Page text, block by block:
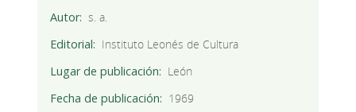
Autor
s. a.
Editorial
Instituto Leonés de Cultura
Lugar de publicación
León
Fecha de publicación
1969